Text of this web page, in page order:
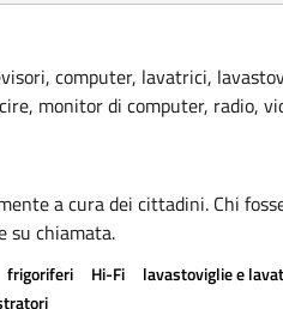
computer, lavatrici,
monitor di computer, radio,
a cura dei cittadini. Chi
su chiamata.
frigoriferi Hi-Fi lavastoviglie e